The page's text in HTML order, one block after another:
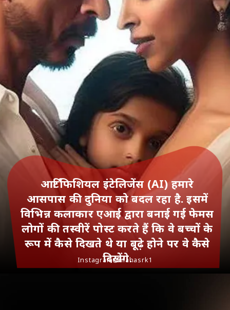
Instagram@mahasrk1
आर्टिफिशियल इंटेलिजेंस (AI) हमारे
आसपास की दुनिया को बदल रहा है. इसमें
विभिन्न कलाकार एआई द्वारा बनाई गई फेमस
लोगों की तस्वीरें पोस्ट करते हैं कि वे बच्चों के
रूप में कैसे दिखते थे या बूढ़े होने पर वे कैसे
दिखेंगे.